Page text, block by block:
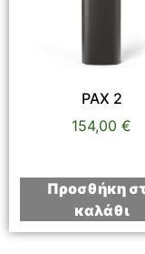
PAX 2
154,00 €
Προσθήκη
καλάθι